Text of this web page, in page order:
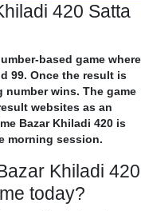
420 Satta
based game where
99. Once the result is
wins. The game
websites as an
Bazar Khiladi 420 is
morning session.
Khiladi 420
today?